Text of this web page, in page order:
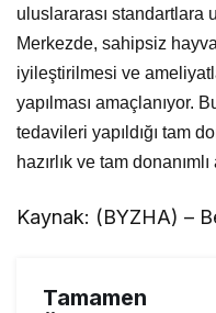
uluslararası standartlara
Merkezde, sahipsiz
iyileştirilmesi ve
yapılması amaçlanıyor.
tedavileri yapıldığı tam
hazırlık ve tam
Kaynak: (BYZHA) –
Tamamen